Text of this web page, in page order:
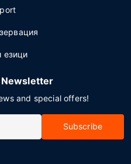
езици
and special offers!
Subscribe